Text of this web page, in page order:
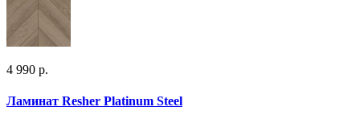
4 990 р.
Ламинат Resher Platinum Steel